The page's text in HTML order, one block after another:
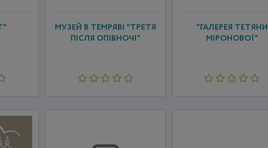
МУЗЕЙ В ТЕМРЯВІ "ТРЕТЯ
ПІСЛЯ ОПІВНОЧІ"
"ГАЛЕРЕЯ ТЕТЯНИ
МІРОНОВОЇ"